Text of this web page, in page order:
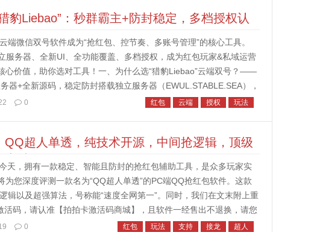
豹Liebao”：秒群霸主+防封稳定，多档授权认
端微信双号软件成为“抢红包、控节奏、多账号管理”的核心工具。
服务器、全新UI、全功能覆盖、多档授权，成为红包玩家&私域运营
心价值，助你选对工具！一、为什么选“猎豹Liebao”云端双号？——
器+全新源码，稳定防封搭载独立服务器（EWUL.STABLE.SEA），
0 红包 云端 授权 玩法
超人单透，纯技术开源，中间抢逻辑，顶级
城
天，拥有一款稳定、智能且防封的抢红包辅助工具，是众多玩家实
为您深度评测一款名为“QQ超人单透”的PC端QQ抢红包软件。这款
辑以及超强算法，号称能“速度全网第一”。同时，我们在文末附上重
码，请认准【拍拍卡激活码商城】，且软件一经售出不退换，请您
点解析：为什么选择“QQ超人单...
0 红包 玩法 支持 接龙 超人